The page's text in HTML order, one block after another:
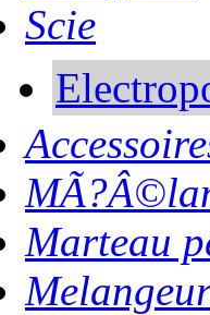
Scie
Marteau